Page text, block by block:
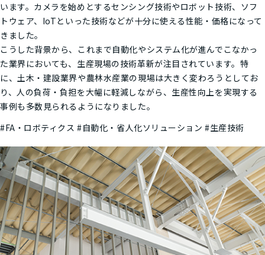
います。カメラを始めとするセンシング技術やロボット技術、ソフ
トウェア、IoTといった技術などが十分に使える性能・価格になって
きました。
こうした背景から、これまで自動化やシステム化が進んでこなかっ
た業界においても、生産現場の技術革新が注目されています。特
に、土木・建設業界や農林水産業の現場は大きく変わろうとしてお
り、人の負荷・負担を大幅に軽減しながら、生産性向上を実現する
事例も多数見られるようになりました。
#FA・ロボティクス#自動化・省人化ソリューション#生産技術